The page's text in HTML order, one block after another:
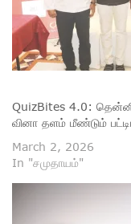
QuizBites 4.0:
வினா தளம் மீண்டும்
March 2, 2026
In "சமுதாயம்"